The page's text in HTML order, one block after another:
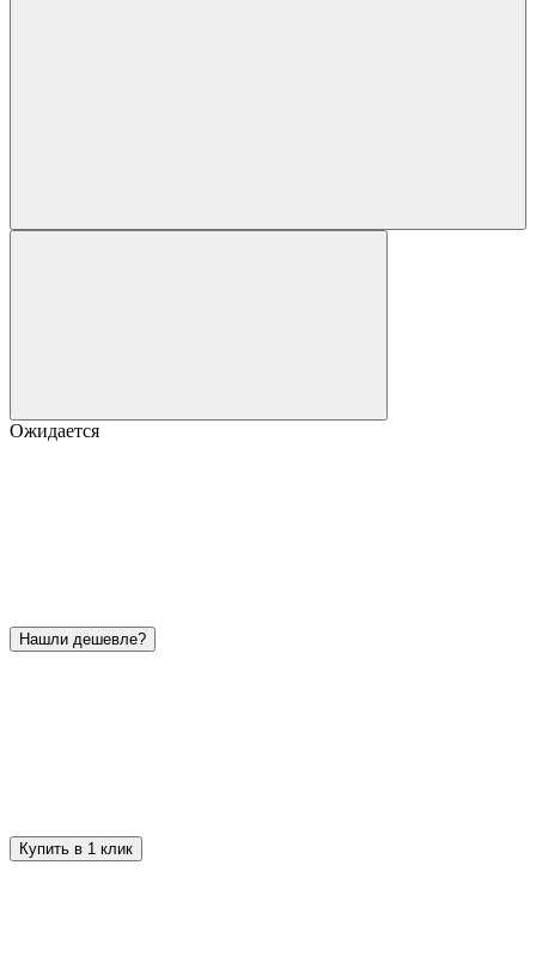
Ожидается
Нашли дешевле?
Купить в 1 клик